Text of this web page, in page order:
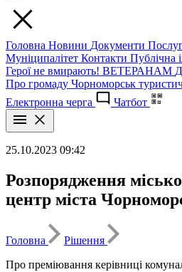
Головна Новини Документи
Муніципалітет Контакти Публічна
Герої не вмирають! ВЕТЕРАНАМ
Про громаду Чорноморськ
Електронна черга
Чатбот
25.10.2023 09:42
Розпорядження
центр міста
Головна
Рішення
Про преміювання керівниці